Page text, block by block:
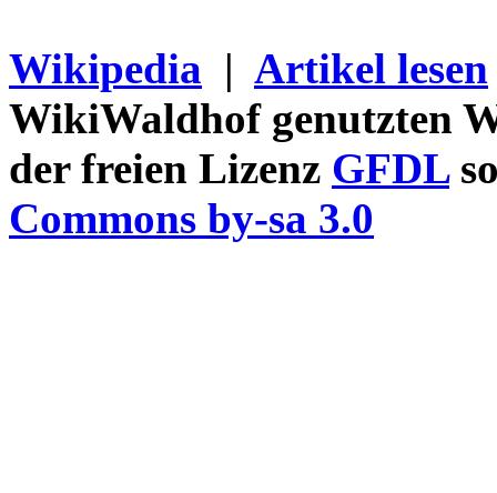
Wikipedia | Artikel lesen
WikiWaldhof genutzten
der freien Lizenz GFDL
Commons by-sa 3.0